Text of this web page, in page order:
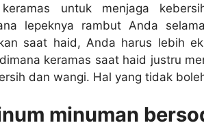
untuk menjaga
lepeknya rambut Anda
saat haid, Anda harus lebih
keramas saat haid justru
dan wangi. Hal yang tidak
minuman